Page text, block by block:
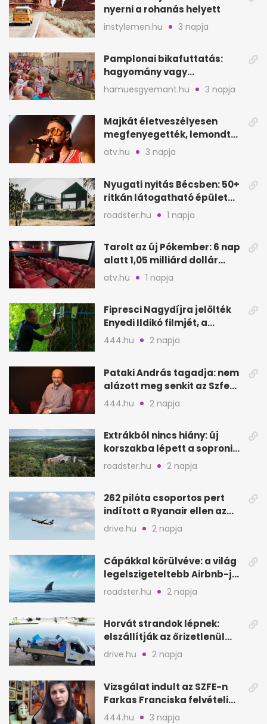
nyerni a rohanás helyett
instylemen.hu 3 napja
Pamplonai bikafuttatás:
hagyomány vagy
értelmetlen vérontás?
hamuesgyemant.hu 3 napja
Majkát életveszélyesen
megfenyegették, lemondta
a sepsiszentgyörgyi
atv.hu 3 napja
Nyugati nyitás Bécsben: 50+
ritkán látogatható épület
nyílik meg
roadster.hu 1 napja
Tarolt az új Pókember: 6 nap
alatt 1,05 milliárd dollár
bevétel
atv.hu 1 napja
Fipresci Nagydíjra jelölték
Enyedi Ildikó filmjét, a
Csendes barátot
444.hu 2 napja
Pataki András tagadja: nem
alázott meg senkit az Szfe
felvételijén
444.hu 2 napja
Extrákból nincs hiány: új
korszakba lépett a soproni
Fagus Hotel
roadster.hu 2 napja
262 pilóta csoportos pert
indított a Ryanair ellen az
Egyesült Királyságban
drive.hu 2 napja
Cápákkal körülvéve: a világ
legelszigeteltebb Airbnb-je
a nyílt tengeren
roadster.hu 2 napja
Horvát strandok lépnek:
elszállítják az őrizetlenül
hagyott törölközőket
drive.hu 2 napja
Vizsgálat indult az SZFE-n
Farkas Franciska felvételi
videója után
444.hu 3 napja